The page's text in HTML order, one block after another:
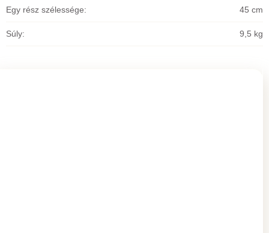
Egy rész szélessége: 45 cm
Súly: 9,5 kg